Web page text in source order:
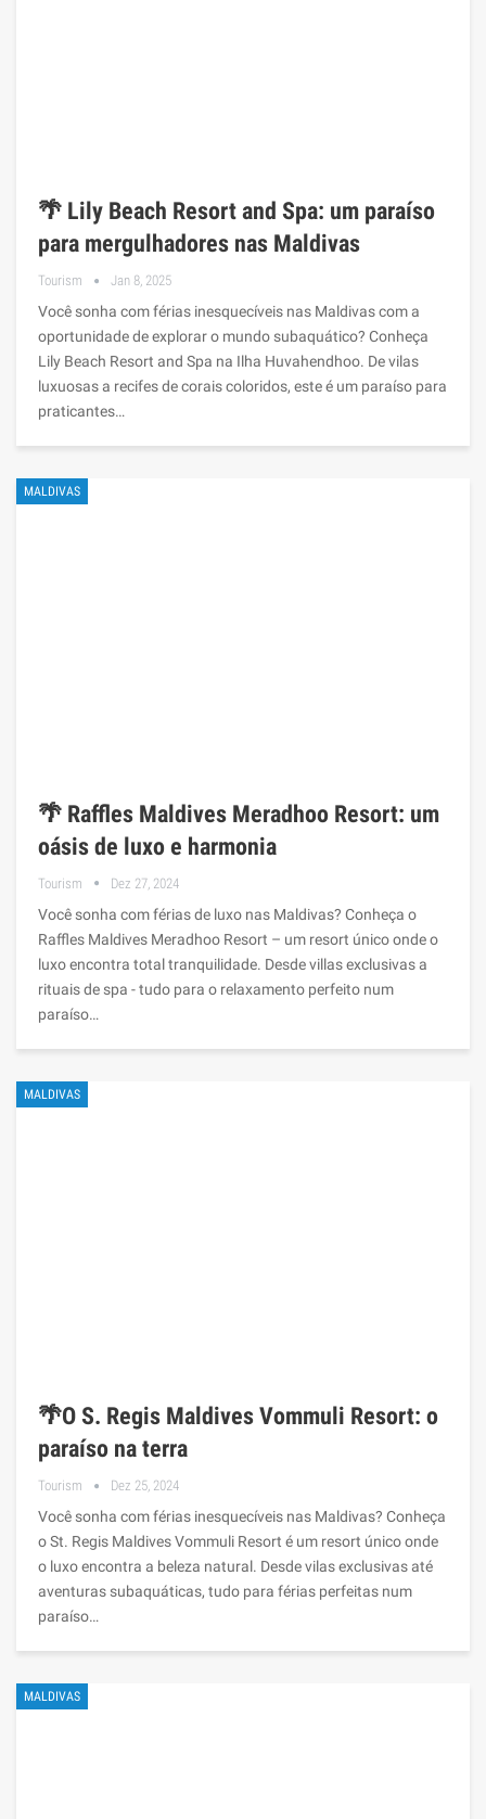
🌴 Lily Beach Resort and Spa: um paraíso
para mergulhadores nas Maldivas
Tourism Jan 8, 2025
Você sonha com férias inesquecíveis nas Maldivas com a
oportunidade de explorar o mundo subaquático? Conheça
Lily Beach Resort and Spa na Ilha Huvahendhoo. De vilas
luxuosas a recifes de corais coloridos, este é um paraíso para
praticantes…
MALDIVAS
🌴 Raffles Maldives Meradhoo Resort: um
oásis de luxo e harmonia
Tourism Dez 27, 2024
Você sonha com férias de luxo nas Maldivas? Conheça o
Raffles Maldives Meradhoo Resort – um resort único onde o
luxo encontra total tranquilidade. Desde villas exclusivas a
rituais de spa - tudo para o relaxamento perfeito num
paraíso…
MALDIVAS
🌴O S. Regis Maldives Vommuli Resort: o
paraíso na terra
Tourism Dez 25, 2024
Você sonha com férias inesquecíveis nas Maldivas? Conheça
o St. Regis Maldives Vommuli Resort é um resort único onde
o luxo encontra a beleza natural. Desde vilas exclusivas até
aventuras subaquáticas, tudo para férias perfeitas num
paraíso…
MALDIVAS